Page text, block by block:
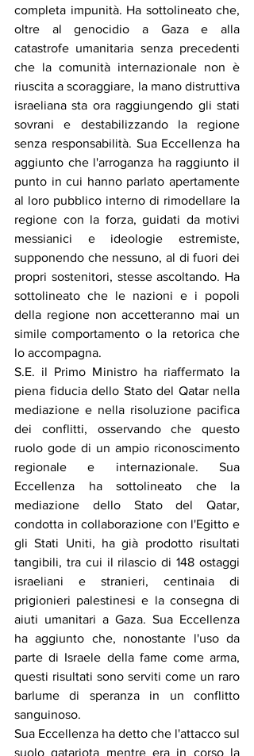
completa impunità. Ha sottolineato che,
oltre al genocidio a Gaza e alla
catastrofe umanitaria senza precedenti
che la comunità internazionale non è
riuscita a scoraggiare, la mano distruttiva
israeliana sta ora raggiungendo gli stati
sovrani e destabilizzando la regione
senza responsabilità. Sua Eccellenza ha
aggiunto che l'arroganza ha raggiunto il
punto in cui hanno parlato apertamente
al loro pubblico interno di rimodellare la
regione con la forza, guidati da motivi
messianici e ideologie estremiste,
supponendo che nessuno, al di fuori dei
propri sostenitori, stesse ascoltando. Ha
sottolineato che le nazioni e i popoli
della regione non accetteranno mai un
simile comportamento o la retorica che
lo accompagna.
S.E. il Primo Ministro ha riaffermato la
piena fiducia dello Stato del Qatar nella
mediazione e nella risoluzione pacifica
dei conflitti, osservando che questo
ruolo gode di un ampio riconoscimento
regionale e internazionale. Sua
Eccellenza ha sottolineato che la
mediazione dello Stato del Qatar,
condotta in collaborazione con l'Egitto e
gli Stati Uniti, ha già prodotto risultati
tangibili, tra cui il rilascio di 148 ostaggi
israeliani e stranieri, centinaia di
prigionieri palestinesi e la consegna di
aiuti umanitari a Gaza. Sua Eccellenza
ha aggiunto che, nonostante l'uso da
parte di Israele della fame come arma,
questi risultati sono serviti come un raro
barlume di speranza in un conflitto
sanguinoso.
Sua Eccellenza ha detto che l'attacco sul
suolo qatariota mentre era in corso la